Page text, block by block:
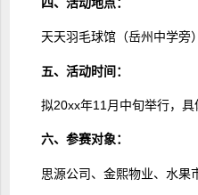
天天羽毛球馆（岳州中学旁）
五、活动时间：
拟20xx年11月中旬举行，具
六、参赛对象：
思源公司、金熙物业、水果